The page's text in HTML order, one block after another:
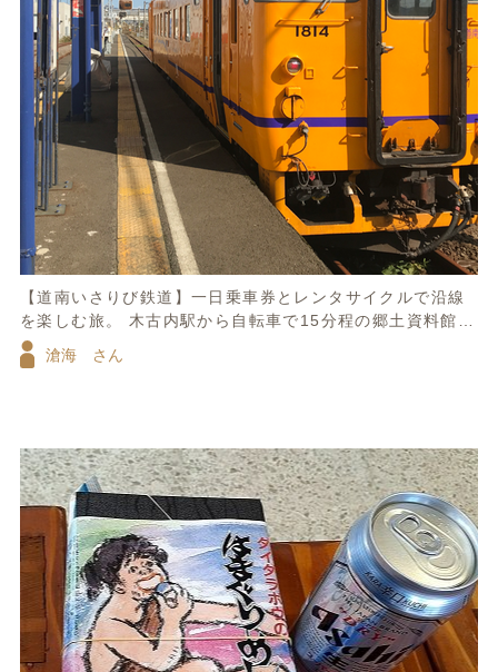
【道南いさりび鉄道】一日乗車券とレンタサイクルで沿線
を楽しむ旅。 木古内駅から自転車で15分程の郷土資料館い
かりん館は松前線・江差線コーナーや国鉄時代の資料が沢
山ありおすすめ。
滄海 さん